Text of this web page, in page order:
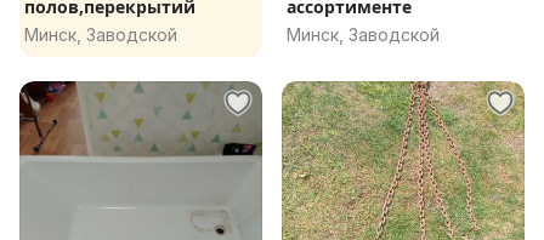
полов,перекрытий
Минск, Заводской
ассортименте
Минск, Заводской